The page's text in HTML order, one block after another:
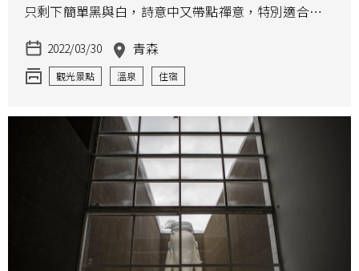
只剩下簡單黑與白，詩意中又帶點禪意，特別適合發人
2022/03/30 青森
觀光景點 溫泉 住宿